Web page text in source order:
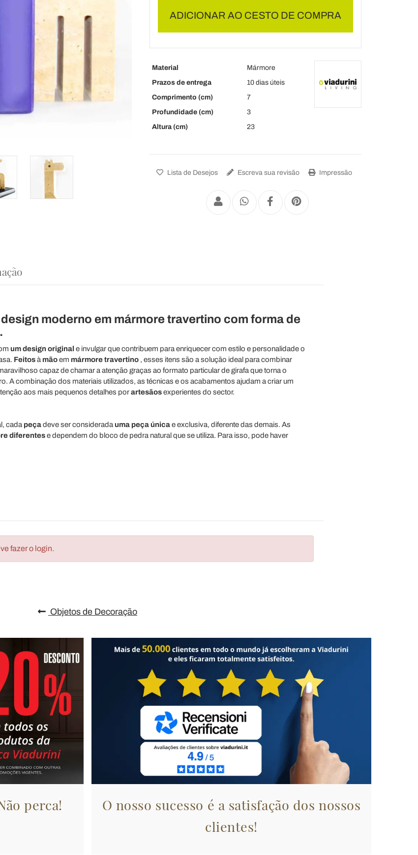
ADICIONAR AO CESTO DE COMPRA
Material
Mármore
Prazos de entrega
10 dias úteis
Comprimento (cm)
7
Profundidade (cm)
3
Altura (cm)
23
Lista de Desejos Escreva sua revisão Impressão
moderno em mármore travertino com forma de
um design original e invulgar que contribuem para enriquecer com estilo e personalidade o
Feitosà mãoem mármore travertino, esses itens são a solução ideal para combinar
capaz de chamar a atenção graças ao formato particular de girafa que torna o
A combinação dos materiais utilizados, as técnicas e os acabamentos ajudam a criar um
aos mais pequenos detalhes porartesãosexperientes do sector.
cada peçadeve ser considerada uma peça únicae exclusiva, diferente das demais. As
diferentese dependem do bloco de pedra natural que se utiliza. Para isso, pode haver
fazer o login.
Objetos de Decoração
perca!
O nosso sucesso é a satisfação dos nossos
clientes!